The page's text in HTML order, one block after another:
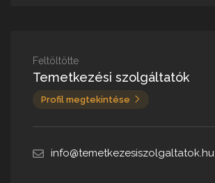
Feltöltötte
Temetkezési szolgáltatók
Profil megtekintése
info@temetkezesiszolgaltatok.hu